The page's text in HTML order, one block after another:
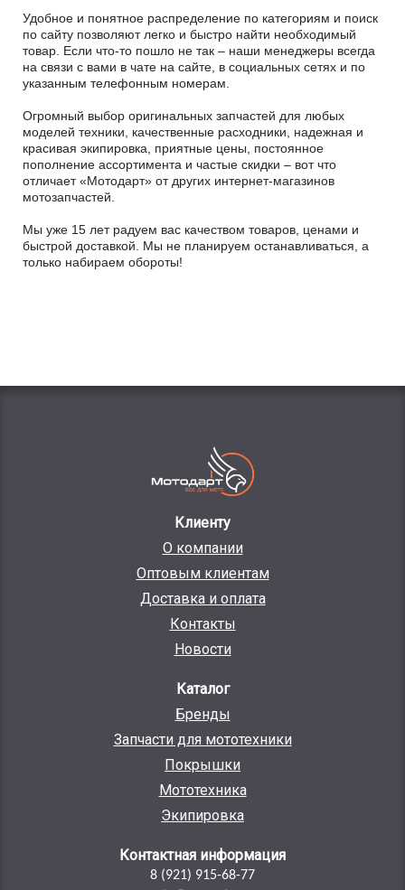
Удобное и понятное распределение по категориям и поиск
по сайту позволяют легко и быстро найти необходимый
товар. Если что-то пошло не так – наши менеджеры всегда
на связи с вами в чате на сайте, в социальных сетях и по
указанным телефонным номерам.
Огромный выбор оригинальных запчастей для любых
моделей техники, качественные расходники, надежная и
красивая экипировка, приятные цены, постоянное
пополнение ассортимента и частые скидки – вот что
отличает «Мотодарт» от других интернет-магазинов
мотозапчастей.
Мы уже 15 лет радуем вас качеством товаров, ценами и
быстрой доставкой. Мы не планируем останавливаться, а
только набираем обороты!
Клиенту
О компании
Оптовым клиентам
Доставка и оплата
Контакты
Новости
Каталог
Бренды
Запчасти для мототехники
Покрышки
Мототехника
Экипировка
Контактная информация
8 (921) 915-68-77